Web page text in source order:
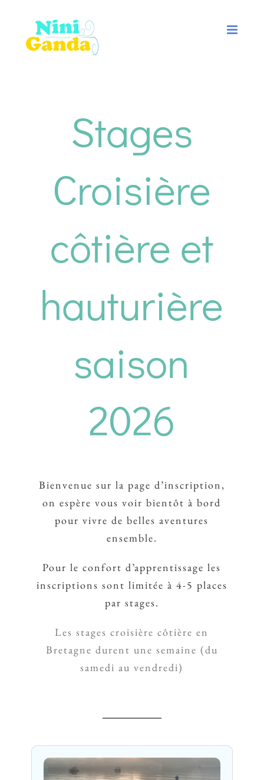
contenu
Stages
Croisière
côtière et
hauturière
saison
2026
Bienvenue sur la page d’inscription,
on espère vous voir bientôt à bord
pour vivre de belles aventures
ensemble.
Pour le confort d’apprentissage les
inscriptions sont limitée à 4-5 places
par stages.
Les stages croisière côtière en
Bretagne durent une semaine (du
samedi au vendredi)